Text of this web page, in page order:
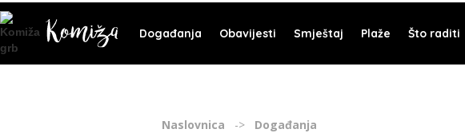
Događanja Obavijesti Smještaj Plaže Što raditi
Naslovnica -> Događanja